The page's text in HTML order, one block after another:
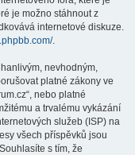
je možno stáhnout z
internetové diskuze.
.
nevhodným,
platné zákony ve
nebo platné
a trvalému vykázání
služeb (ISP) na
všech příspěvků jsou
s tím, že